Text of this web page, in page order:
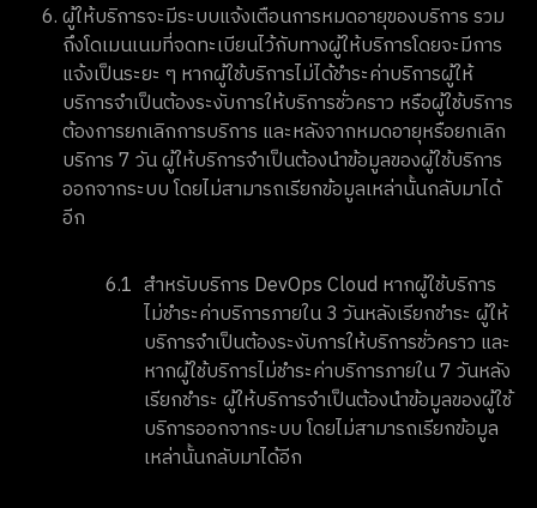
ผู้ให้บริการจะมีระบบแจ้งเตือนการหมดอายุของบริการ รวม
ถึงโดเมนเนมที่จดทะเบียนไว้กับทางผู้ให้บริการโดยจะมีการ
แจ้งเป็นระยะ ๆ หากผู้ใช้บริการไม่ได้ชำระค่าบริการผู้ให้
บริการจำเป็นต้องระงับการให้บริการชั่วคราว หรือผู้ใช้บริการ
ต้องการยกเลิกการบริการ และหลังจากหมดอายุหรือยกเลิก
บริการ 7 วัน ผู้ให้บริการจำเป็นต้องนำข้อมูลของผู้ใช้บริการ
ออกจากระบบ โดยไม่สามารถเรียกข้อมูลเหล่านั้นกลับมาได้
อีก
6.1 สำหรับบริการ DevOps Cloud หากผู้ใช้บริการ
ไม่ชำระค่าบริการภายใน 3 วันหลังเรียกชำระ ผู้ให้
บริการจำเป็นต้องระงับการให้บริการชั่วคราว และ
หากผู้ใช้บริการไม่ชำระค่าบริการภายใน 7 วันหลัง
เรียกชำระ ผู้ให้บริการจำเป็นต้องนำข้อมูลของผู้ใช้
บริการออกจากระบบ โดยไม่สามารถเรียกข้อมูล
เหล่านั้นกลับมาได้อีก